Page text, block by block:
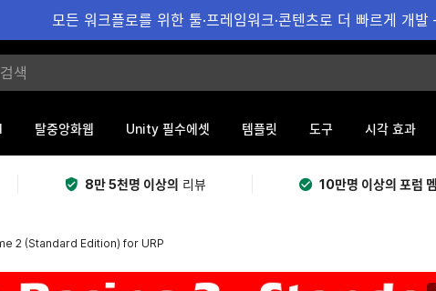
모든 워크플로를 위한 툴·프레임워크·콘텐츠로 더 빠르게 개
탈중앙화웹 Unity 필수에셋 템플릿 도구 시각 효과
8만 5천명 이상의 리뷰 10만명 이상의 포럼
2 (Standard Edition) for URP